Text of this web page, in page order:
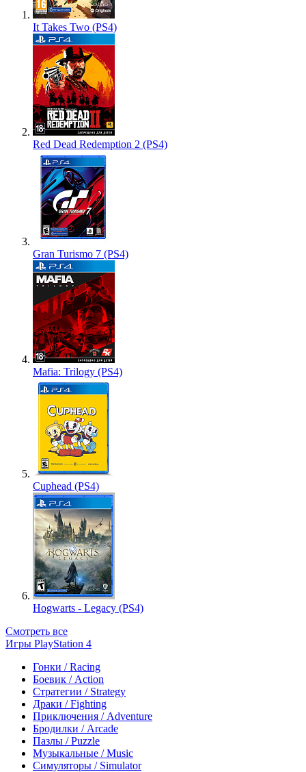
It Takes Two (PS4)
Red Dead Redemption 2 (PS4)
Gran Turismo 7 (PS4)
Mafia: Trilogy (PS4)
Cuphead (PS4)
Hogwarts - Legacy (PS4)
Смотреть все
Игры PlayStation 4
Гонки / Racing
Боевик / Action
Стратегии / Strategy
Драки / Fighting
Приключения / Adventure
Бродилки / Arcade
Пазлы / Puzzle
Музыкальные / Music
Симуляторы / Simulator